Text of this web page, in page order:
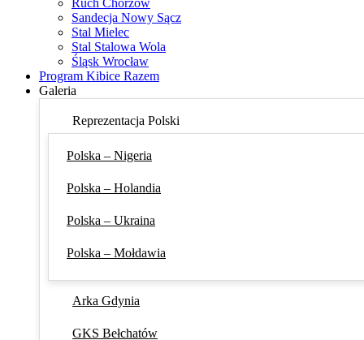
Ruch Chorzów
Sandecja Nowy Sącz
Stal Mielec
Stal Stalowa Wola
Śląsk Wrocław
Program Kibice Razem
Galeria
Reprezentacja Polski
Polska – Nigeria
Polska – Holandia
Polska – Ukraina
Polska – Mołdawia
Arka Gdynia
GKS Bełchatów